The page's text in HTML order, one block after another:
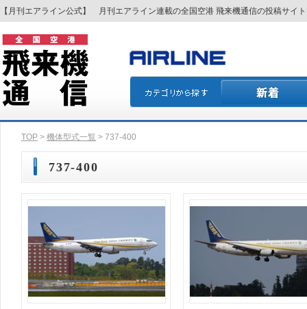
【月刊エアライン公式】 月刊エアライン連載の全国空港 飛来機通信の投稿サイ
TOP > 機体型式一覧 > 737-400
737-400